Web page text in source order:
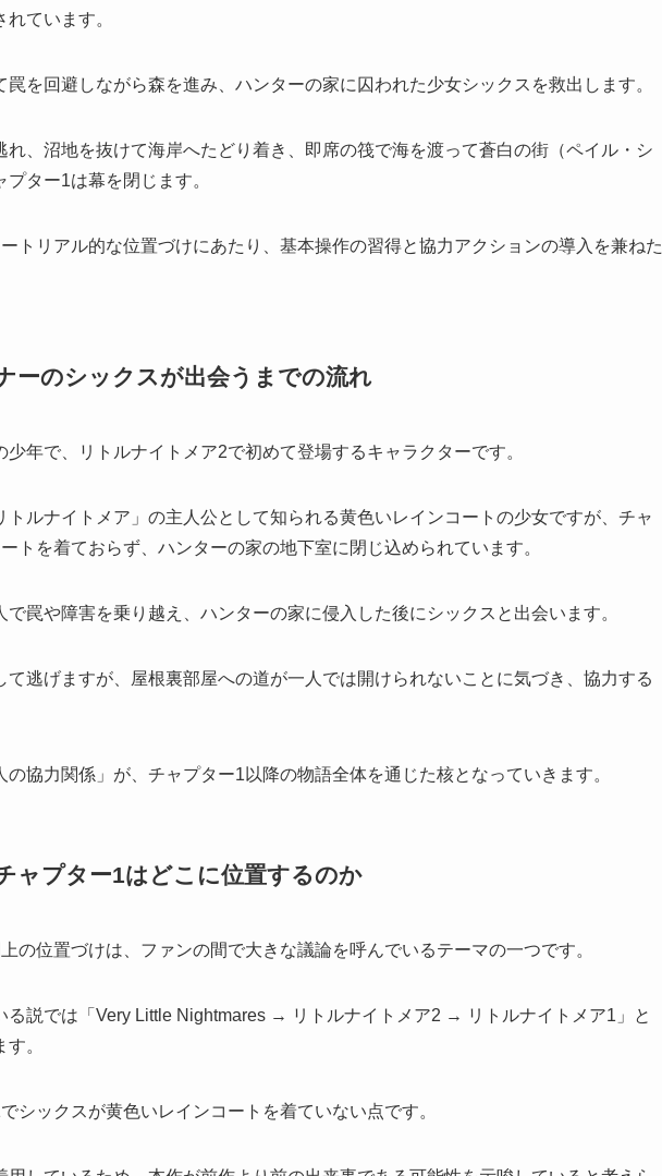
ています。
を回避しながら森を進み、ハンターの家に囚われた少女シックスを救出します。
れ、沼地を抜けて海岸へたどり着き、即席の筏で海を渡って蒼白の街（ペイル・シ
ター1は幕を閉じます。
トリアル的な位置づけにあたり、基本操作の習得と協力アクションの導入を兼ねた
ーのシックスが出会うまでの流れ
年で、リトルナイトメア2で初めて登場するキャラクターです。
ルナイトメア」の主人公として知られる黄色いレインコートの少女ですが、チャ
トを着ておらず、ハンターの家の地下室に閉じ込められています。
罠や障害を乗り越え、ハンターの家に侵入した後にシックスと出会います。
て逃げますが、屋根裏部屋への道が一人では開けられないことに気づき、協力する
協力関係」が、チャプター1以降の物語全体を通じた核となっていきます。
ャプター1はどこに位置するのか
の位置づけは、ファンの間で大きな議論を呼んでいるテーマの一つです。
る説では「Very Little Nightmares → リトルナイトメア2 → リトルナイトメア1」と
。
シックスが黄色いレインコートを着ていない点です。